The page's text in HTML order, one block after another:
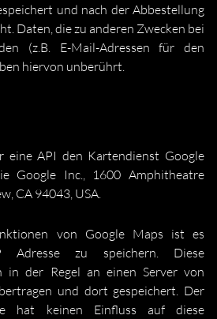
und nach der Abbestellung
Daten, die zu anderen Zwecken bei
(z.B. E-Mail-Adressen für den
hiervon unberührt.
eine API den Kartendienst Google
Google Inc., 1600 Amphitheatre
CA 94043, USA.
von Google Maps ist es
Adresse zu speichern. Diese
in der Regel an einen Server von
und dort gespeichert. Der
hat keinen Einfluss auf diese